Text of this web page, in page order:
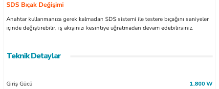
SDS Bıçak Değişimi
Anahtar kullanmanıza gerek kalmadan SDS sistemi ile testere bıçağını saniyeler
içinde değiştirebilir, iş akışınızı kesintiye uğratmadan devam edebilirsiniz.
Teknik Detaylar
Giriş Gücü 1.800 W